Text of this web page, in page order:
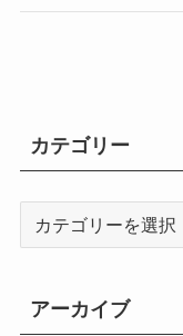
カテゴリー
リ
ー
アーカイブ